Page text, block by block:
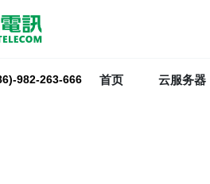
982-263-666 首页 云服务器